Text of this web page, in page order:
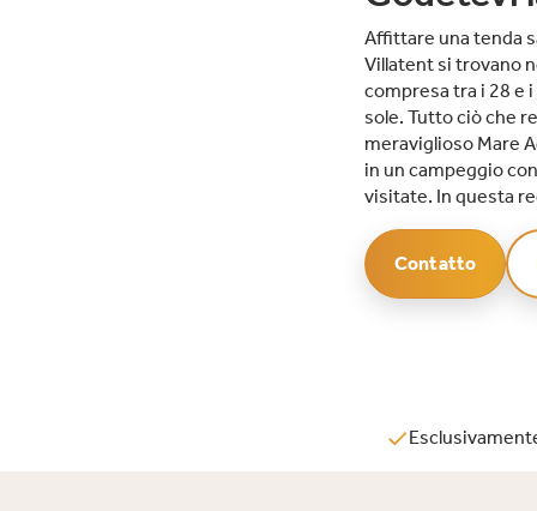
Affittare una tenda
Villatent si trovano
compresa tra i 28 e
sole. Tutto ciò che
meraviglioso Mare
in un campeggio
visitate. In questa
Contatto